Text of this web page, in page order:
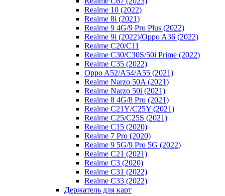
Realme 10 (2022)
Realme 8i (2021)
Realme 9 4G/9 Pro Plus (2022)
Realme 9i (2022)/Oppo A36 (2022)
Realme C20/C11
Realme C30/C30S/50i Prime (2022)
Realme C35 (2022)
Oppo A52/A54/A55 (2021)
Realme Narzo 50A (2021)
Realme Narzo 50i (2021)
Realme 8 4G/8 Pro (2021)
Realme C21Y/C25Y (2021)
Realme C25/C25S (2021)
Realme C15 (2020)
Realme 7 Pro (2020)
Realme 9 5G/9 Pro 5G (2022)
Realme C21 (2021)
Realme C3 (2020)
Realme C31 (2022)
Realme C33 (2022)
Держатель для карт